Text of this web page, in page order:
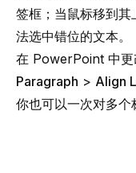
签框；当鼠标移到
法选中错位的文本。
在 PowerPoint 中更
Paragraph > Align
你也可以一次对多